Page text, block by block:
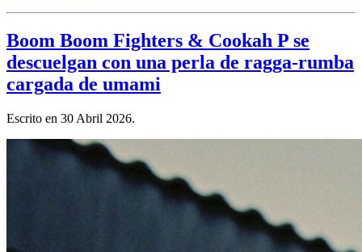
Boom Boom Fighters & Cookah P se
descuelgan con una perla de ragga-rumba
cargada de umami
Escrito en 30 Abril 2026.